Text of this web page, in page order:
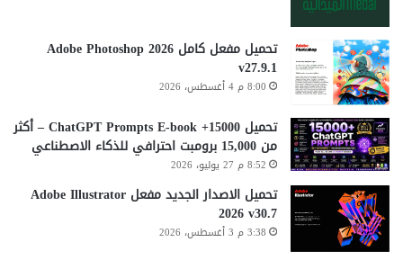
تحميل مفعل كامل Adobe Photoshop 2026
v27.9.1
8:00 م 4 أغسطس، 2026
تحميل 15000+ ChatGPT Prompts E-book – أكثر
من 15,000 برومبت احترافي للذكاء الاصطناعي
8:52 م 27 يوليو، 2026
تحميل الاصدار الجديد مفعل Adobe Illustrator
2026 v30.7
3:38 م 3 أغسطس، 2026